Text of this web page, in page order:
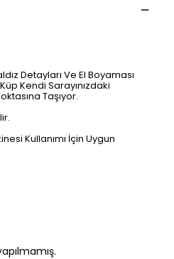
Detayları Ve El Boyaması
Kendi Sarayınızdaki
Taşıyor.
Kullanımı İçin Uygun